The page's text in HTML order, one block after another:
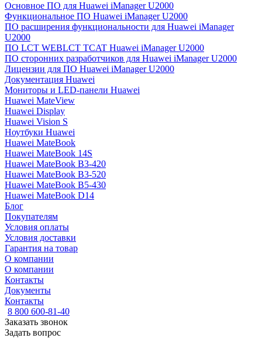
Основное ПО для Huawei iManager U2000
Функциональное ПО Huawei iManager U2000
ПО расширения функциональности для Huawei iManager
U2000
ПО LCT WEBLCT TCAT Huawei iManager U2000
ПО сторонних разработчиков для Huawei iManager U2000
Лицензии для ПО Huawei iManager U2000
Документация Huawei
Мониторы и LED-панели Huawei
Huawei MateView
Huawei Display
Huawei Vision S
Ноутбуки Huawei
Huawei MateBook
Huawei MateBook 14S
Huawei MateBook B3-420
Huawei MateBook B3-520
Huawei MateBook B5-430
Huawei MateBook D14
Блог
Покупателям
Условия оплаты
Условия доставки
Гарантия на товар
О компании
О компании
Контакты
Документы
Контакты
8 800 600-81-40
Заказать звонок
Задать вопрос